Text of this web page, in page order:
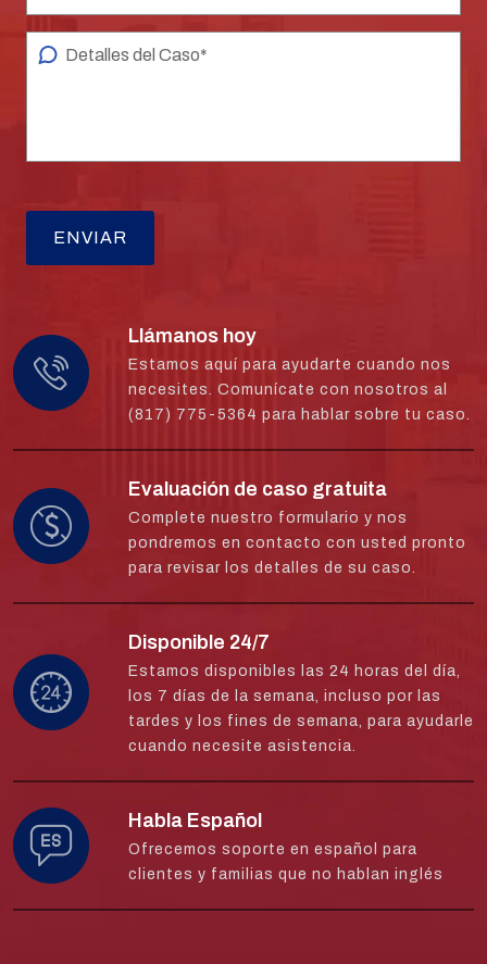
Llámanos hoy
Estamos aquí para ayudarte cuando nos
necesites. Comunícate con nosotros al
(817) 775-5364 para hablar sobre tu caso.
Evaluación de caso gratuita
Complete nuestro formulario y nos
pondremos en contacto con usted pronto
para revisar los detalles de su caso.
Disponible 24/7
Estamos disponibles las 24 horas del día,
los 7 días de la semana, incluso por las
tardes y los fines de semana, para ayudarle
cuando necesite asistencia.
Habla Español
Ofrecemos soporte en español para
clientes y familias que no hablan inglés